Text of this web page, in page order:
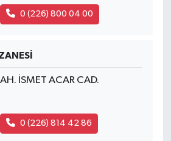
0 (226) 800 04 00
İSMET ACAR CAD.
0 (226) 814 42 86